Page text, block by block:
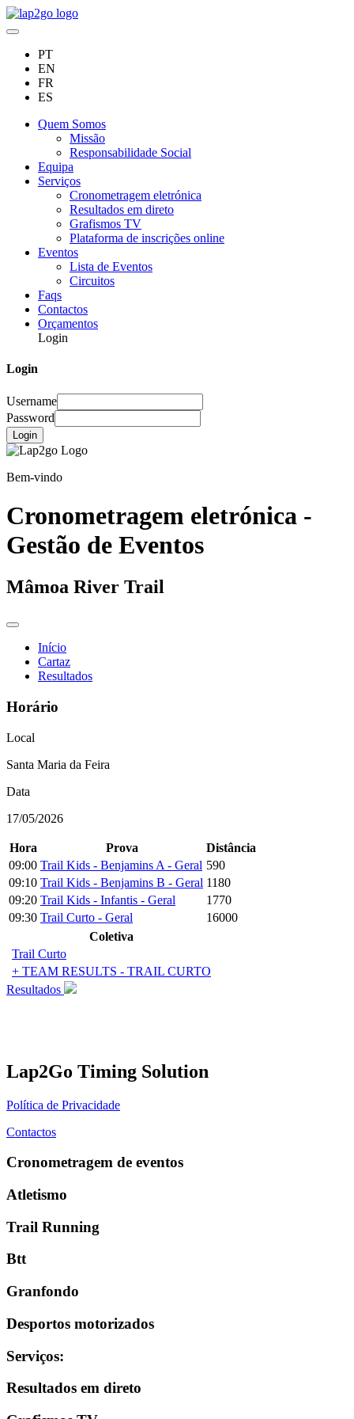
PT
EN
FR
ES
Quem Somos
Missão
Responsabilidade Social
Equipa
Serviços
Cronometragem eletrónica
Resultados em direto
Grafismos TV
Plataforma de inscrições online
Eventos
Lista de Eventos
Circuitos
Faqs
Contactos
Orçamentos
Login
Login
Username
Password
Login
Bem-vindo
Cronometragem eletrónica -
Gestão de Eventos
Mâmoa River Trail
Início
Cartaz
Resultados
Horário
Local
Santa Maria da Feira
Data
17/05/2026
Hora Prova
Distância
09:00 Trail Kids - Benjamins A - Geral 590
09:10 Trail Kids - Benjamins B - Geral 1180
09:20 Trail Kids - Infantis - Geral
1770
09:30 Trail Curto - Geral
16000
Coletiva
Trail Curto
+ TEAM RESULTS - TRAIL CURTO
Resultados
Lap2Go Timing Solution
Política de Privacidade
Contactos
Cronometragem de eventos
Atletismo
Trail Running
Btt
Granfondo
Desportos motorizados
Serviços:
Resultados em direto